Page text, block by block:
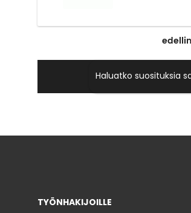
Haluatko suosituksia
TYÖNHAKIJOILLE